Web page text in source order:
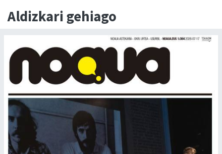
Aldizkari gehiago